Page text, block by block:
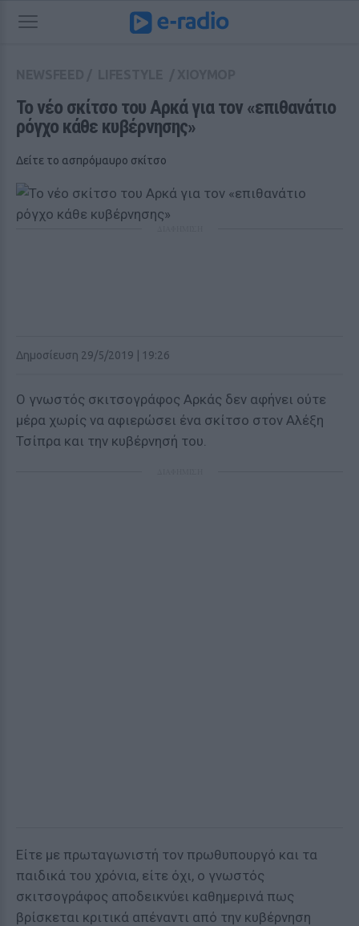
Το νέο σκίτσο του Αρκά για τον «επιθανάτιο
ρόγχο κάθε κυβέρνησης»
Δείτε το ασπρόμαυρο σκίτσο
Δημοσίευση 29/5/2019 | 19:26
Ο γνωστός σκιτσογράφος Αρκάς δεν αφήνει ούτε
μέρα χωρίς να αφιερώσει ένα σκίτσο στον Αλέξη
Τσίπρα και την κυβέρνησή του.
Είτε με πρωταγωνιστή τον πρωθυπουργό και τα
παιδικά του χρόνια, είτε όχι, ο γνωστός
σκιτσογράφος αποδεικνύει καθημερινά πως
βρίσκεται κριτικά απέναντι από την κυβέρνηση